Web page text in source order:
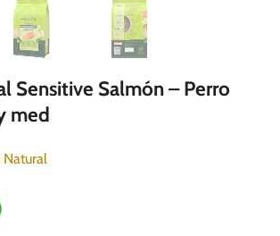
Sensitive Salmón – Perro
med
Natural